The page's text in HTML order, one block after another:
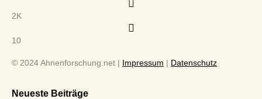
2K
10
© 2024 Ahnenforschung.net | Impressum | Datenschutz
Neueste Beiträge